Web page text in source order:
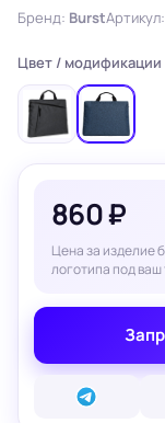
Бренд: Burst
Цвет /
860 ₽
Цена за изделие
логотипа под ваш